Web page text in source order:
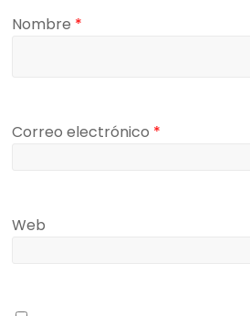
Nombre *
Correo electrónico *
Web